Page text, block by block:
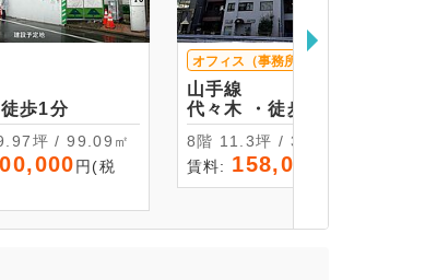
木 ・徒歩1分
1階 29.97坪 / 99.09㎡
円(税
オフィス（事務所）
山手線
代々木 ・徒歩5分
8階 11.3坪 / 37.36㎡
賃料: 158,000